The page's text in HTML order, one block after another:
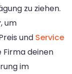
zu ziehen.
, um
und Service
deinen
im